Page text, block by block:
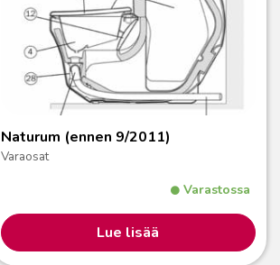
Naturum (ennen 9/2011)
Varaosat
Varastossa
Lue lisää